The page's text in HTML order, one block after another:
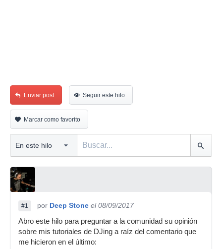
Enviar post Seguir este hilo
Marcar como favorito
#1 por Deep Stone el 08/09/2017
Abro este hilo para preguntar a la comunidad su opinión
sobre mis tutoriales de DJing a raíz del comentario que
me hicieron en el último: